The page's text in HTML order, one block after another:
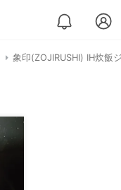
象印(ZOJIRUSHI) IH炊飯